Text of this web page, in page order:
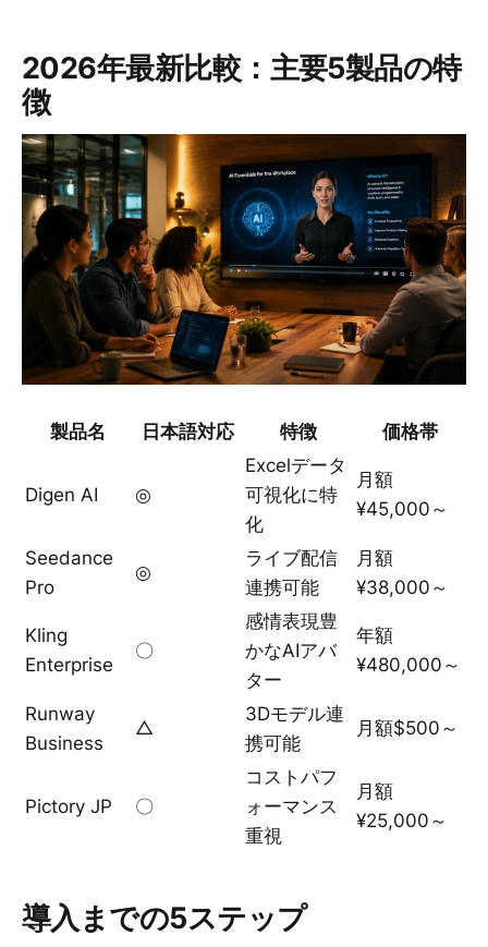
2026年最新比較：主要5製品の特
徴
製品名 日本語対応 特徴 価格帯
Digen AI ◎
Excelデータ
可視化に特
化
月額
¥45,000～
Seedance
Pro
◎
ライブ配信
連携可能
月額
¥38,000～
Kling
Enterprise
〇
感情表現豊
かなAIアバ
ター
年額
¥480,000～
Runway
Business
△
3Dモデル連
携可能
月額$500～
Pictory JP 〇
コストパフ
ォーマンス
重視
月額
¥25,000～
導入までの5ステップ